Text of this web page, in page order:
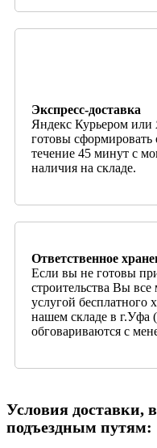
Экспресс-доставка
Яндекс Курьером или
готовы сформировать
течение 45 минут с
наличия на складе.
Ответственное
Если вы не готовы
строительства Вы все
услугой бесплатного
нашем складе в г.Уфа
обговариваются с
Условия доставки,
подъездным путям: